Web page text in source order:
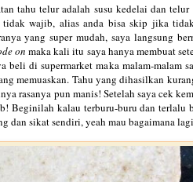
tahu telur adalah susu kedelai dan
wajib, alias anda bisa skip jika
yang super mudah, saya langsung
on maka kali itu saya hanya membuat
beli di supermarket maka malam-malam
memuaskan. Tahu yang dihasilkan
rasanya pun manis! Setelah saya cek
Beginilah kalau terburu-buru dan terlalu
dan sikat sendiri, yeah mau bagaimana